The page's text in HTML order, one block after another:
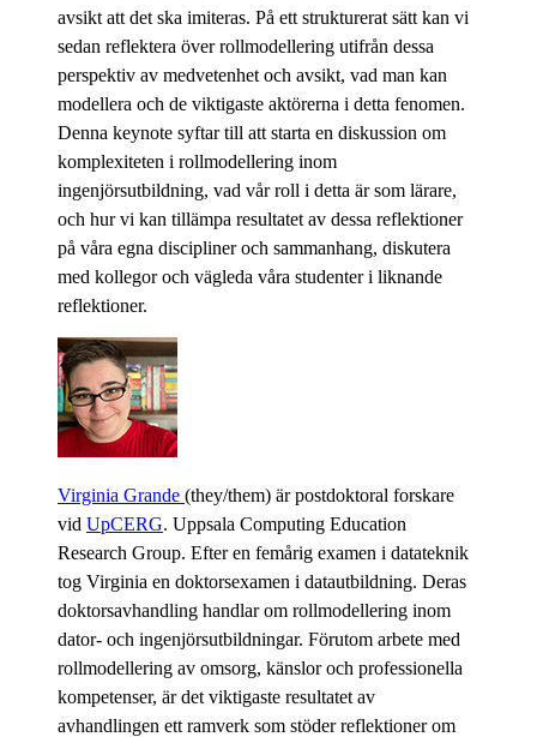
avsikt att det ska imiteras. På ett strukturerat sätt kan vi
sedan reflektera över rollmodellering utifrån dessa
perspektiv av medvetenhet och avsikt, vad man kan
modellera och de viktigaste aktörerna i detta fenomen.
Denna keynote syftar till att starta en diskussion om
komplexiteten i rollmodellering inom
ingenjörsutbildning, vad vår roll i detta är som lärare,
och hur vi kan tillämpa resultatet av dessa reflektioner
på våra egna discipliner och sammanhang, diskutera
med kollegor och vägleda våra studenter i liknande
reflektioner.
Virginia Grande (they/them) är postdoktoral forskare
vid UpCERG. Uppsala Computing Education
Research Group. Efter en femårig examen i datateknik
tog Virginia en doktorsexamen i datautbildning. Deras
doktorsavhandling handlar om rollmodellering inom
dator- och ingenjörsutbildningar. Förutom arbete med
rollmodellering av omsorg, känslor och professionella
kompetenser, är det viktigaste resultatet av
avhandlingen ett ramverk som stöder reflektioner om